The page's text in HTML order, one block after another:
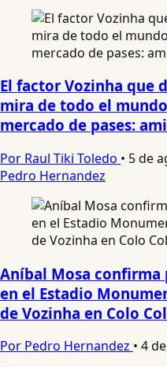
El factor Vozinha que
mira de todo el
mercado de pases:
Por Raul Tiki Toledo • 5 de
Pedro Hernandez
Aníbal Mosa
en el Estadio
de Vozinha en Colo
Por Pedro Hernandez • 4